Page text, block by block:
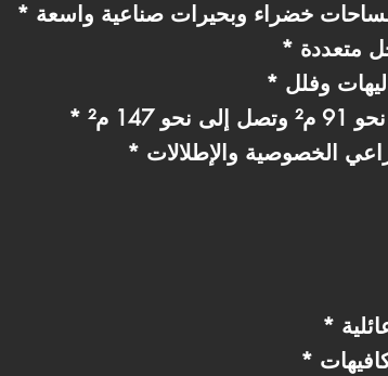
مساحات خضراء وبحيرات صناعية واسعة
متعددة
وفلل
م²
الخصوصية والإطلالات